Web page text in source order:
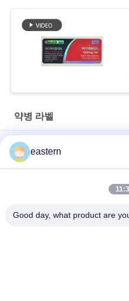
약병 라벨
경구용 시알리스 타달라필
SS-31 강한 접착제 라벨 펩타이
바이오멕스 실험실 기록저장소
eastern
Good day, what product are